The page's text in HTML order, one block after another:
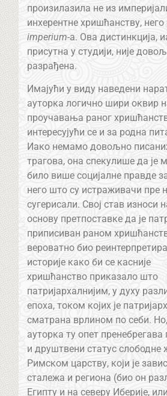
произилазила не из
инхерентне хришћанству,
imperium-a. Ова дистинкција,
присутна у студији, није
разрађена.
Имајући у виду наведени
ауторка логично шири оквир
проучавања раног
интересујући се и за родна
Иако немамо довољно
трагова, она спекулише да је
било више социјалне правде
него што су истраживачи пре
сугерисали. Свој став износи
основу претпоставке да је
приписиван раном
вероватно био
историје како би се касније
хришћанство приказало што
патријархалнијим, у духу
епоха, током којих је
сматрана врлином по себи. Но,
ауторка ту опет пренебрегава
и друштвени статус слободне
Римском царству, који је
сталежа и региона (био он
Египту и на северу Иберије,